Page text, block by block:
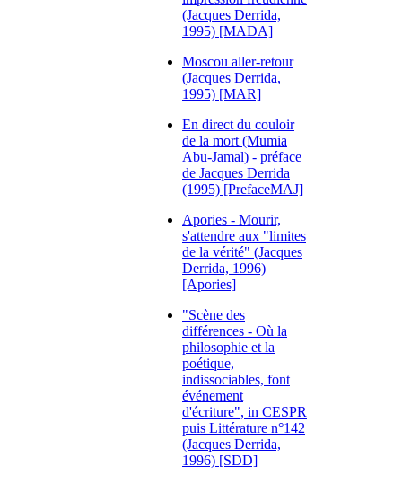
(Jacques Derrida,
1995) [MADA]
Moscou aller-retour
(Jacques Derrida,
1995) [MAR]
En direct du couloir
de la mort (Mumia
Abu-Jamal) - préface
de Jacques Derrida
(1995) [PrefaceMAJ]
Apories - Mourir,
s'attendre aux "limites
de la vérité" (Jacques
Derrida, 1996)
[Apories]
"Scène des
différences - Où la
philosophie et la
poétique,
indissociables, font
événement
d'écriture", in CESPR
puis Littérature n°142
(Jacques Derrida,
1996) [SDD]